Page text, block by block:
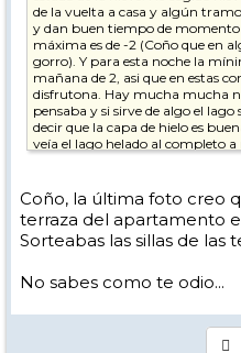
de la vuelta a casa y algún
y dan buen tiempo de momento
máxima es de -2 (Coño que en
gorro). Y para esta noche la
mañana de 2, asi que en estas
disfrutona. Hay mucha mucha
pensaba y si sirve de algo el
decir que la capa de hielo es
veía el lago helado al completo a
segundos
y porque me
En la zona de Val d'Isere más
profundidad por allí asi que a
A ver si puedo subir alguna
Las dos primeras son la zona de
la zona más expuesta y donde
Coño, la última foto creo
terraza del apartamento
Sorteabas las sillas de las
No sabes como te odio...